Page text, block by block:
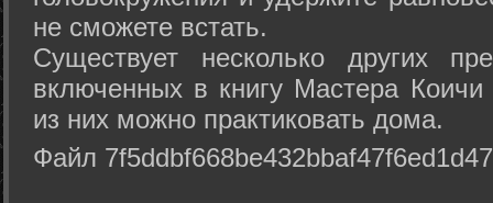
не сможете встать.
Существует несколько других
включенных в книгу Мастера
из них можно практиковать дома.
Файл